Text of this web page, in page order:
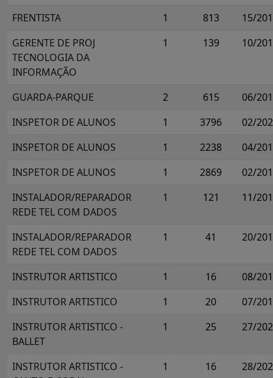
FRENTISTA
1 813
15/
GERENTE DE PROJ
TECNOLOGIA DA
INFORMAÇÃO
1 139 10/
GUARDA-PARQUE 2 615
06/
INSPETOR DE ALUNOS
1 3796
02/
INSPETOR DE ALUNOS
1 2238
04/
INSPETOR DE ALUNOS
1 2869
02/
INSTALADOR/REPARADOR
REDE TEL COM DADOS
1 121 11/
INSTALADOR/REPARADOR
REDE TEL COM DADOS
1 41 20/
INSTRUTOR ARTISTICO 1 16
08/
INSTRUTOR ARTISTICO
1 20
07/
INSTRUTOR ARTISTICO -
BALLET
1 25 27/
INSTRUTOR ARTISTICO -
1 16 28/